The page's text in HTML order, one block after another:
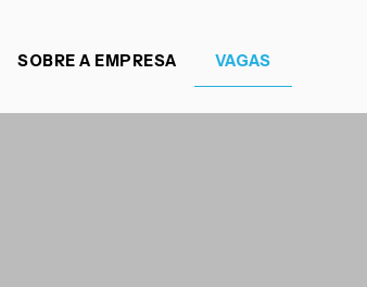
SOBRE A EMPRESA VAGAS